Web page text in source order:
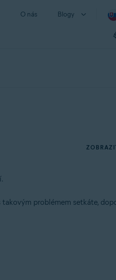
O nás Blogy
problémem setkáte,